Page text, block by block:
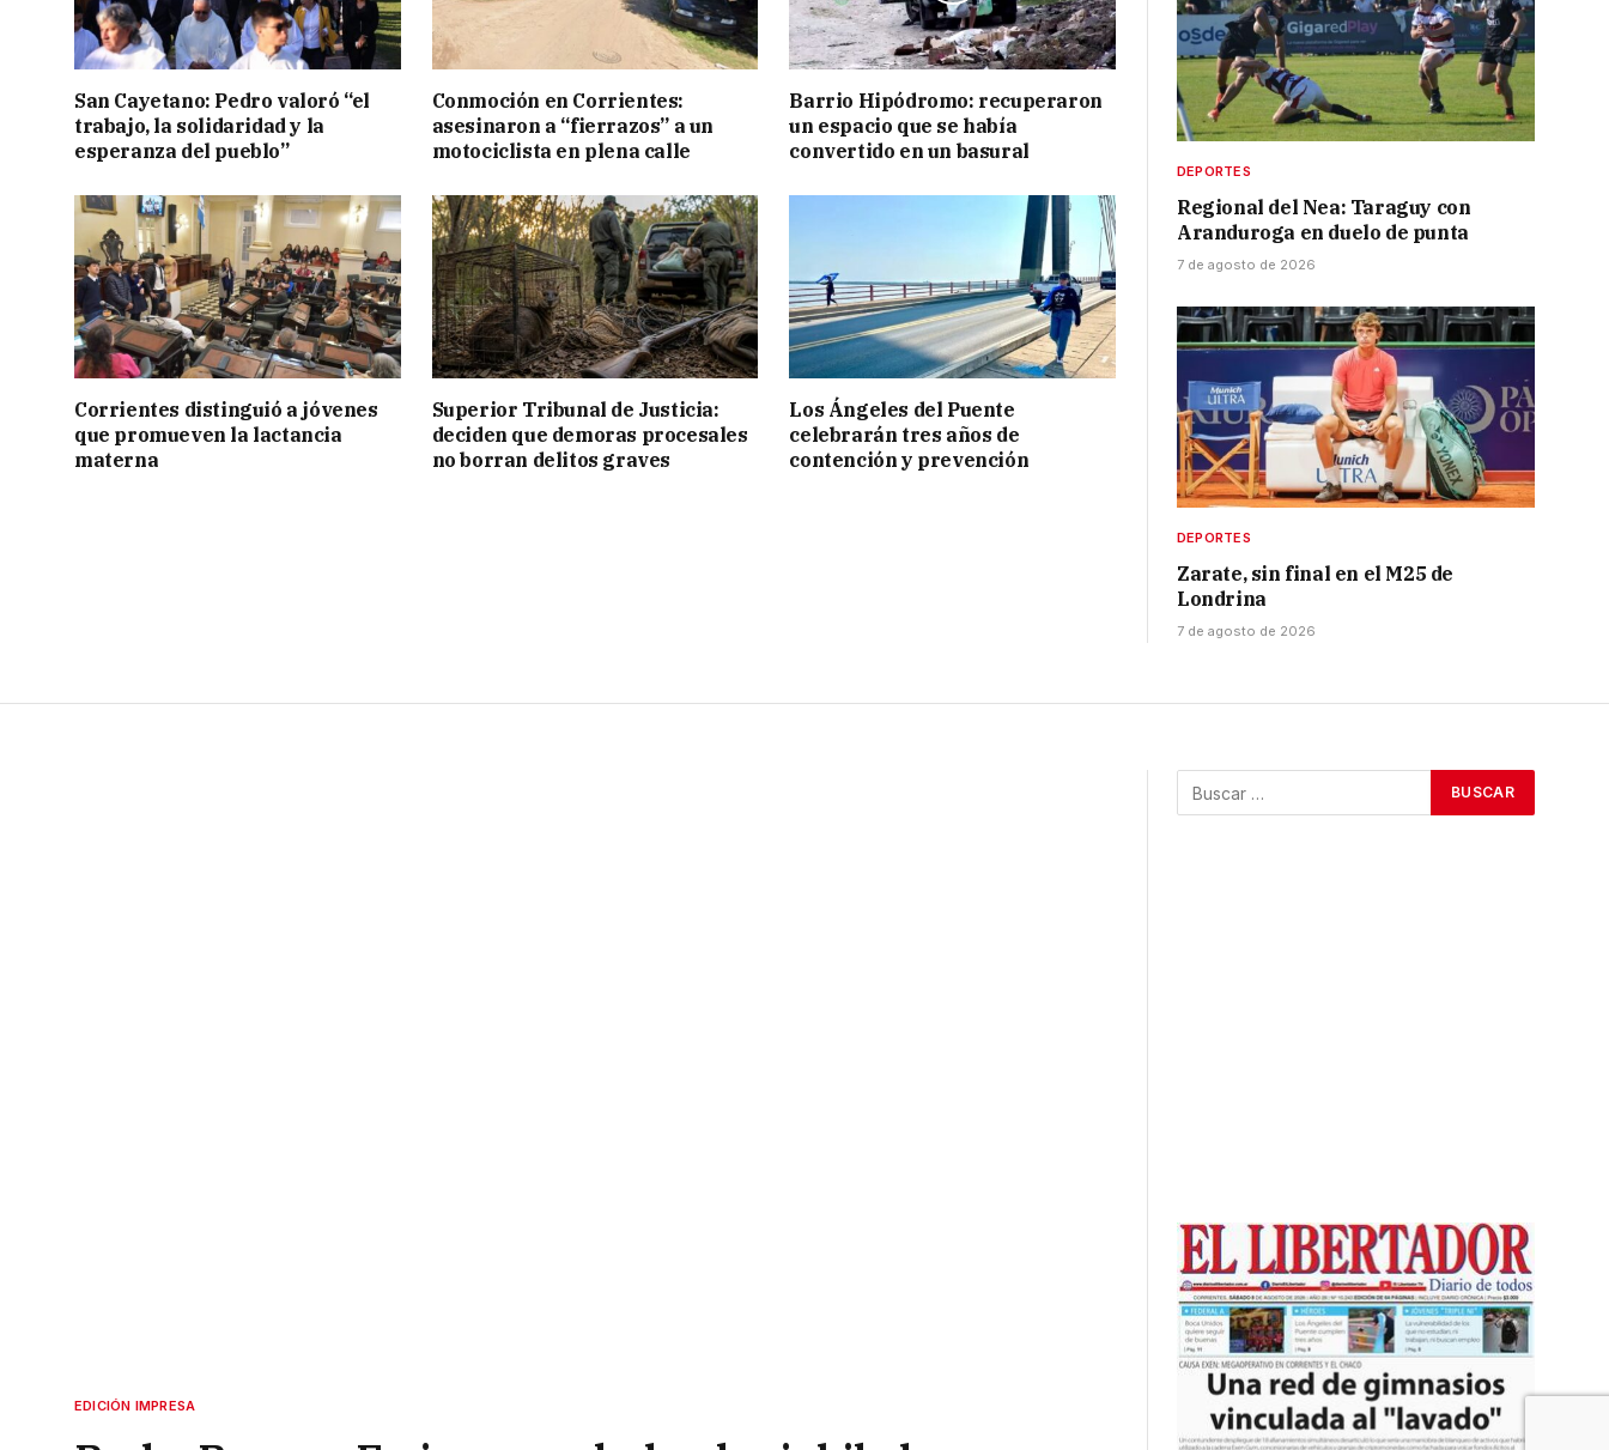
San Cayetano: Pedro valoró “el
trabajo, la solidaridad y la
esperanza del pueblo”
Conmoción en Corrientes:
asesinaron a “fierrazos” a un
motociclista en plena calle
Barrio Hipódromo: recuperaron
un espacio que se había
convertido en un basural
Corrientes distinguió a jóvenes
que promueven la lactancia
materna
Superior Tribunal de Justicia:
deciden que demoras procesales
no borran delitos graves
Los Ángeles del Puente
celebrarán tres años de
contención y prevención
DEPORTES
Regional del Nea: Taraguy con
Aranduroga en duelo de punta
7 de agosto de 2026
DEPORTES
Zarate, sin final en el M25 de
Londrina
7 de agosto de 2026
EDICIÓN IMPRESA